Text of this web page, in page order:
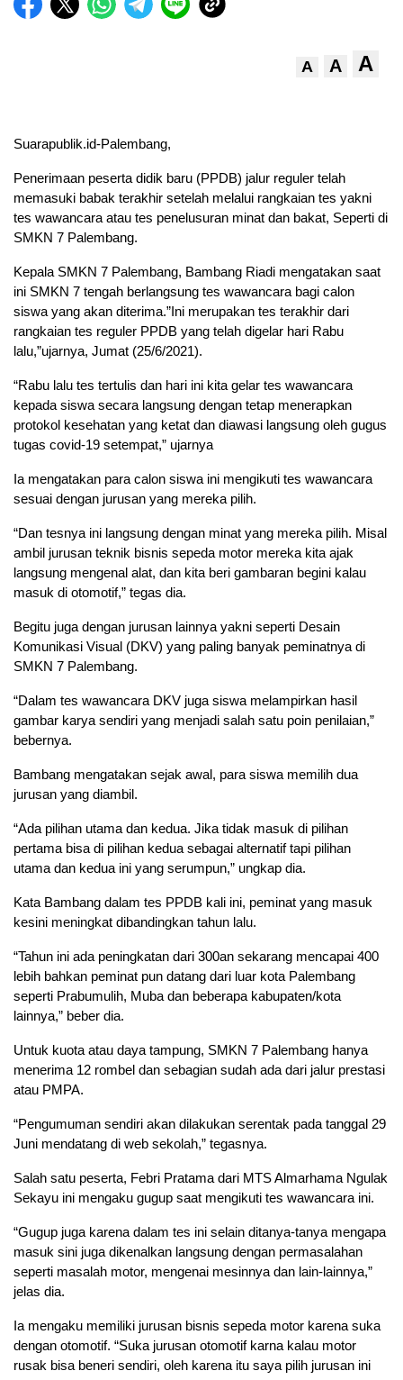
A A A
Suarapublik.id-Palembang,
Penerimaan peserta didik baru (PPDB) jalur reguler telah
memasuki babak terakhir setelah melalui rangkaian tes yakni
tes wawancara atau tes penelusuran minat dan bakat, Seperti di
SMKN 7 Palembang.
Kepala SMKN 7 Palembang, Bambang Riadi mengatakan saat
ini SMKN 7 tengah berlangsung tes wawancara bagi calon
siswa yang akan diterima.”Ini merupakan tes terakhir dari
rangkaian tes reguler PPDB yang telah digelar hari Rabu
lalu,”ujarnya, Jumat (25/6/2021).
“Rabu lalu tes tertulis dan hari ini kita gelar tes wawancara
kepada siswa secara langsung dengan tetap menerapkan
protokol kesehatan yang ketat dan diawasi langsung oleh gugus
tugas covid-19 setempat,” ujarnya
Ia mengatakan para calon siswa ini mengikuti tes wawancara
sesuai dengan jurusan yang mereka pilih.
“Dan tesnya ini langsung dengan minat yang mereka pilih. Misal
ambil jurusan teknik bisnis sepeda motor mereka kita ajak
langsung mengenal alat, dan kita beri gambaran begini kalau
masuk di otomotif,” tegas dia.
Begitu juga dengan jurusan lainnya yakni seperti Desain
Komunikasi Visual (DKV) yang paling banyak peminatnya di
SMKN 7 Palembang.
“Dalam tes wawancara DKV juga siswa melampirkan hasil
gambar karya sendiri yang menjadi salah satu poin penilaian,”
bebernya.
Bambang mengatakan sejak awal, para siswa memilih dua
jurusan yang diambil.
“Ada pilihan utama dan kedua. Jika tidak masuk di pilihan
pertama bisa di pilihan kedua sebagai alternatif tapi pilihan
utama dan kedua ini yang serumpun,” ungkap dia.
Kata Bambang dalam tes PPDB kali ini, peminat yang masuk
kesini meningkat dibandingkan tahun lalu.
“Tahun ini ada peningkatan dari 300an sekarang mencapai 400
lebih bahkan peminat pun datang dari luar kota Palembang
seperti Prabumulih, Muba dan beberapa kabupaten/kota
lainnya,” beber dia.
Untuk kuota atau daya tampung, SMKN 7 Palembang hanya
menerima 12 rombel dan sebagian sudah ada dari jalur prestasi
atau PMPA.
“Pengumuman sendiri akan dilakukan serentak pada tanggal 29
Juni mendatang di web sekolah,” tegasnya.
Salah satu peserta, Febri Pratama dari MTS Almarhama Ngulak
Sekayu ini mengaku gugup saat mengikuti tes wawancara ini.
“Gugup juga karena dalam tes ini selain ditanya-tanya mengapa
masuk sini juga dikenalkan langsung dengan permasalahan
seperti masalah motor, mengenai mesinnya dan lain-lainnya,”
jelas dia.
Ia mengaku memiliki jurusan bisnis sepeda motor karena suka
dengan otomotif. “Suka jurusan otomotif karna kalau motor
rusak bisa beneri sendiri, oleh karena itu saya pilih jurusan ini